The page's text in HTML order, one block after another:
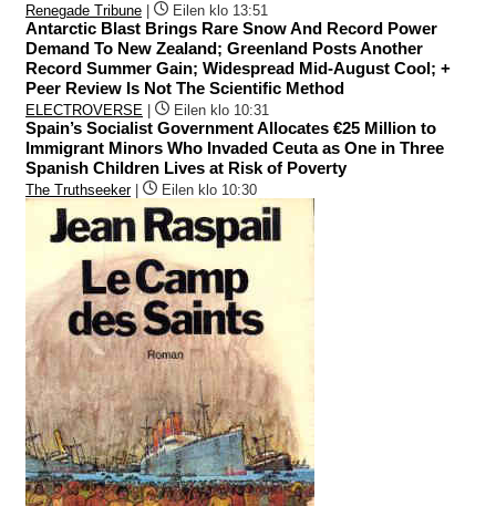
Renegade Tribune Eilen klo 13:51
Antarctic Blast Brings Rare Snow And Record Power
Demand To New Zealand; Greenland Posts Another
Record Summer Gain; Widespread Mid-August Cool; +
Peer Review Is Not The Scientific Method
ELECTROVERSE Eilen klo 10:31
Spain’s Socialist Government Allocates €25 Million to
Immigrant Minors Who Invaded Ceuta as One in Three
Spanish Children Lives at Risk of Poverty
The Truthseeker| Eilen klo 10:30